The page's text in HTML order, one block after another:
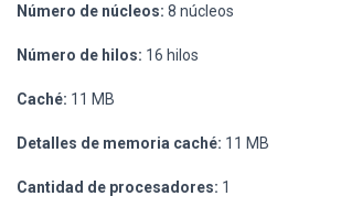
Número de núcleos: 8 núcleos
Número de hilos: 16 hilos
Caché: 11 MB
Detalles de memoria caché: 11 MB
Cantidad de procesadores: 1